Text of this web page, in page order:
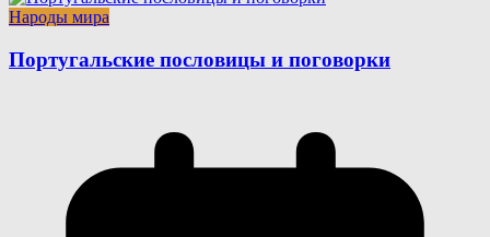
Народы мира
Португальские пословицы и поговорки